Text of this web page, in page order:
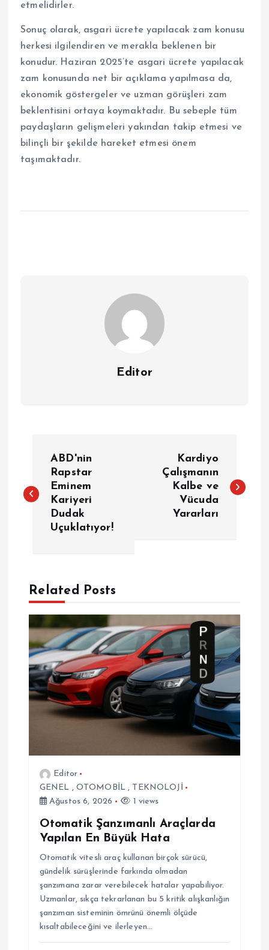
etmelidirler.
Sonuç olarak, asgari ücrete yapılacak zam konusu
herkesi ilgilendiren ve merakla beklenen bir
konudur. Haziran 2025’te asgari ücrete yapılacak
zam konusunda net bir açıklama yapılmasa da,
ekonomik göstergeler ve uzman görüşleri zam
beklentisini ortaya koymaktadır. Bu sebeple tüm
paydaşların gelişmeleri yakından takip etmesi ve
bilinçli bir şekilde hareket etmesi önem
taşımaktadır.
Editor
z
e
z
n
ABD'nin
Rapstar
Eminem
Kariyeri
Dudak
Uçuklatıyor!
Kardiyo
Çalışmanın
Kalbe ve
Vücuda
Yararları
Related Posts
Editor
GENEL , OTOMOBİL , TEKNOLOJİ
Ağustos 6, 2026
1 views
Otomatik Şanzımanlı Araçlarda
Yapılan En Büyük Hata
Otomatik vitesli araç kullanan birçok sürücü,
gündelik sürüşlerinde farkında olmadan
şanzımana zarar verebilecek hatalar yapabiliyor.
Uzmanlar, sıkça tekrarlanan bu 5 kritik alışkanlığın
şanzıman sisteminin ömrünü önemli ölçüde
kısaltabileceğini ve ilerleyen…